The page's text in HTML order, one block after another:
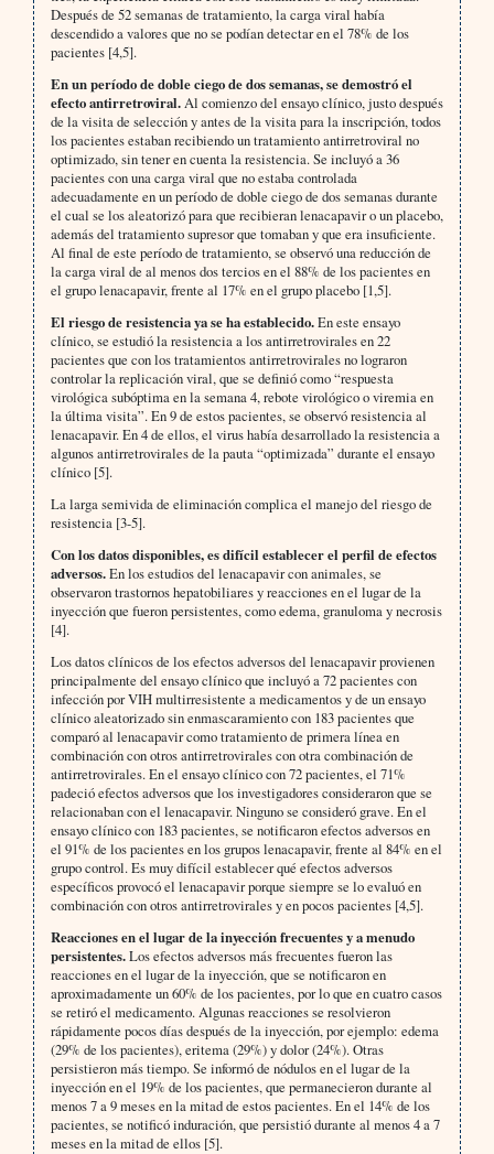
Después de 52 semanas de tratamiento, la carga viral había
descendido a valores que no se podían detectar en el 78% de los
pacientes [4,5].
En un período de doble ciego de dos semanas, se demostró el
efecto antirretroviral.Al comienzo del ensayo clínico, justo después
de la visita de selección y antes de la visita para la inscripción, todos
los pacientes estaban recibiendo un tratamiento antirretroviral no
optimizado, sin tener en cuenta la resistencia. Se incluyó a 36
pacientes con una carga viral que no estaba controlada
adecuadamente en un período de doble ciego de dos semanas durante
el cual se los aleatorizó para que recibieran lenacapavir o un placebo,
además del tratamiento supresor que tomaban y que era insuficiente.
Al final de este período de tratamiento, se observó una reducción de
la carga viral de al menos dos tercios en el 88% de los pacientes en
el grupo lenacapavir, frente al 17% en el grupo placebo [1,5].
El riesgo de resistencia ya se ha establecido.En este ensayo
clínico, se estudió la resistencia a los antirretrovirales en 22
pacientes que con los tratamientos antirretrovirales no lograron
controlar la replicación viral, que se definió como “respuesta
virológica subóptima en la semana 4, rebote virológico o viremia en
la última visita”. En 9 de estos pacientes, se observó resistencia al
lenacapavir. En 4 de ellos, el virus había desarrollado la resistencia a
algunos antirretrovirales de la pauta “optimizada” durante el ensayo
clínico [5].
La larga semivida de eliminación complica el manejo del riesgo de
resistencia [3-5].
Con los datos disponibles, es difícil establecer el perfil de efectos
adversos.En los estudios del lenacapavir con animales, se
observaron trastornos hepatobiliares y reacciones en el lugar de la
inyección que fueron persistentes, como edema, granuloma y necrosis
[4].
Los datos clínicos de los efectos adversos del lenacapavir provienen
principalmente del ensayo clínico que incluyó a 72 pacientes con
infección por VIH multirresistente a medicamentos y de un ensayo
clínico aleatorizado sin enmascaramiento con 183 pacientes que
comparó al lenacapavir como tratamiento de primera línea en
combinación con otros antirretrovirales con otra combinación de
antirretrovirales. En el ensayo clínico con 72 pacientes, el 71%
padeció efectos adversos que los investigadores consideraron que se
relacionaban con el lenacapavir. Ninguno se consideró grave. En el
ensayo clínico con 183 pacientes, se notificaron efectos adversos en
el 91% de los pacientes en los grupos lenacapavir, frente al 84% en el
grupo control. Es muy difícil establecer qué efectos adversos
específicos provocó el lenacapavir porque siempre se lo evaluó en
combinación con otros antirretrovirales y en pocos pacientes [4,5].
Reacciones en el lugar de la inyección frecuentes y a menudo
persistentes.Los efectos adversos más frecuentes fueron las
reacciones en el lugar de la inyección, que se notificaron en
aproximadamente un 60% de los pacientes, por lo que en cuatro casos
se retiró el medicamento. Algunas reacciones se resolvieron
rápidamente pocos días después de la inyección, por ejemplo: edema
(29% de los pacientes), eritema (29%) y dolor (24%). Otras
persistieron más tiempo. Se informó de nódulos en el lugar de la
inyección en el 19% de los pacientes, que permanecieron durante al
menos 7 a 9 meses en la mitad de estos pacientes. En el 14% de los
pacientes, se notificó induración, que persistió durante al menos 4 a 7
meses en la mitad de ellos [5].